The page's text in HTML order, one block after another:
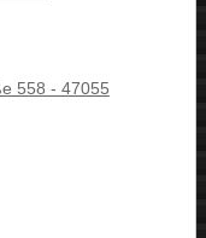
558 - 47055